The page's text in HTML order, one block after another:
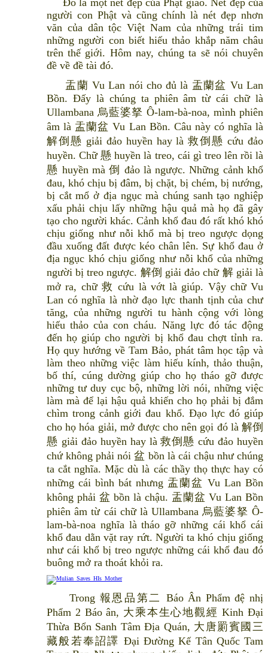
người con Phật và cũng chính là nét đẹp nhơn
văn của dân tộc Việt Nam của những trái tim
những người con biết hiếu thảo khắp năm châu
trên thế giới. Hôm nay, chúng ta sẽ nói chuyên
đề về đề tài đó.
盂蘭 Vu Lan nói cho đủ là 盂蘭盆 Vu Lan
Bồn. Đấy là chúng ta phiên âm từ cái chữ là
Ullambana 烏藍婆拏 Ô-lam-bà-noa, mình phiên
âm là 盂蘭盆 Vu Lan Bồn. Câu này có nghĩa là
解倒懸 giải đảo huyền hay là 救倒懸 cứu đảo
huyền. Chữ 懸 huyền là treo, cái gì treo lên rồi là
懸 huyền mà 倒 đảo là ngược. Những cảnh khổ
đau, khó chịu bị đâm, bị chặt, bị chém, bị nướng,
bị cắt mổ ở địa ngục mà chúng sanh tạo nghiệp
xấu phải chịu lấy những hậu quả mà họ đã gây
tạo cho người khác. Cảnh khổ đau đó rất khó khó
chịu giống như nỗi khổ mà bị treo ngược dọng
đầu xuống đất được kéo chân lên. Sự khổ đau ở
địa ngục khó chịu giống như nỗi khổ của những
người bị treo ngược. 解倒 giải đảo chữ 解 giải là
mở ra, chữ 救 cứu là vớt là giúp. Vậy chữ Vu
Lan có nghĩa là nhờ đạo lực thanh tịnh của chư
tăng, của những người tu hành cộng với lòng
hiếu thảo của con cháu. Năng lực đó tác động
đến họ giúp cho người bị khổ đau chợt tỉnh ra.
Họ quy hướng về Tam Bảo, phát tâm học tập và
làm theo những việc làm hiếu kính, thảo thuận,
bố thí, cúng dường giúp cho họ tháo gỡ được
những tư duy cục bộ, những lời nói, những việc
làm mà để lại hậu quả khiến cho họ phải bị đắm
chìm trong cảnh giới đau khổ. Đạo lực đó giúp
cho họ hóa giải, mở được cho nên gọi đó là 解倒
懸 giải đảo huyền hay là 救倒懸 cứu đảo huyền
chứ không phải nói 盆 bồn là cái chậu như chúng
ta cắt nghĩa. Mặc dù là các thầy thọ thực hay có
những cái bình bát nhưng 盂蘭盆 Vu Lan Bồn
không phải 盆 bồn là chậu. 盂蘭盆 Vu Lan Bồn
phiên âm từ cái chữ là Ullambana 烏藍婆拏 Ô-
lam-bà-noa nghĩa là tháo gỡ những cái khổ cái
khổ đau dằn vặt ray rứt. Người ta khó chịu giống
như cái khổ bị treo ngược những cái khổ đau đó
buông mở ra thoát khỏi ra.
Trong 報恩品第二 Báo Ân Phẩm đệ nhị
Phẩm 2 Báo ân, 大乘本生心地觀經 Kinh Đại
Thừa Bổn Sanh Tâm Địa Quán, 大唐罽賓國三
藏般若奉詔譯 Đại Đường Kế Tân Quốc Tam